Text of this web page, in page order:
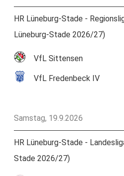
HR Lüneburg-Stade -
Lüneburg-Stade 2026/27)
VfL Sittensen
VfL Fredenbeck IV
Samstag, 19.9.2026
HR Lüneburg-Stade -
Stade 2026/27)